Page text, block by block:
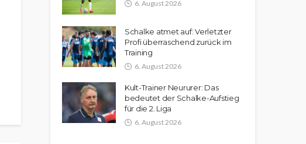
6. August 2026
Schalke atmet auf: Verletzter
Profi überraschend zurück im
Training
6. August 2026
Kult-Trainer Neururer: Das
bedeutet der Schalke-Aufstieg
für die 2. Liga
6. August 2026